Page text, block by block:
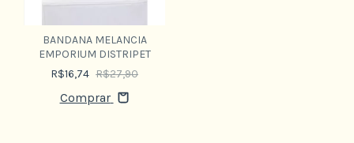
BANDANA MELANCIA
EMPORIUM DISTRIPET
R$16,74 R$27,90
Comprar